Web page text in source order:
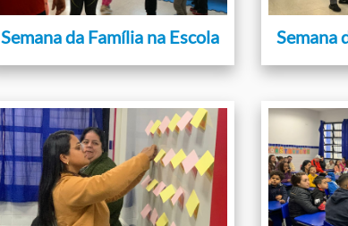
Semana da Família na Escola Semana